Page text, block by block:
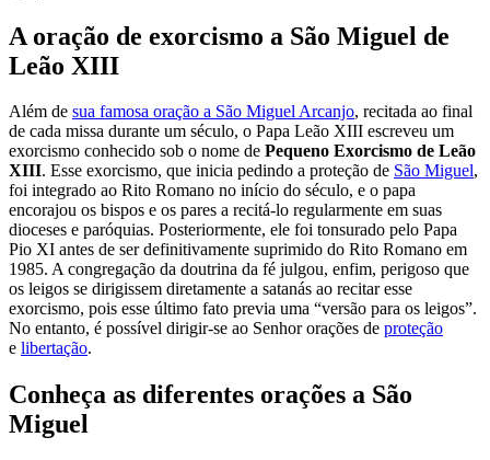
A oração de exorcismo a São Miguel de
Leão XIII
Além de sua famosa oração a São Miguel Arcanjo, recitada ao final
de cada missa durante um século, o Papa Leão XIII escreveu um
exorcismo conhecido sob o nome de Pequeno Exorcismo de Leão
XIII. Esse exorcismo, que inicia pedindo a proteção de São Miguel,
foi integrado ao Rito Romano no início do século, e o papa
encorajou os bispos e os pares a recitá-lo regularmente em suas
dioceses e paróquias. Posteriormente, ele foi tonsurado pelo Papa
Pio XI antes de ser definitivamente suprimido do Rito Romano em
1985. A congregação da doutrina da fé julgou, enfim, perigoso que
os leigos se dirigissem diretamente a satanás ao recitar esse
exorcismo, pois esse último fato previa uma “versão para os leigos”.
No entanto, é possível dirigir-se ao Senhor orações de proteção
e libertação.
Conheça as diferentes orações a São
Miguel